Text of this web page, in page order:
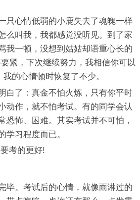
心情低弱的小鹿失去了魂魄一样
么叫我，我都感觉没听见。到了家
我一顿，没想到姑姑却语重心长的
紧，下次继续努力，我相信你可以
的心情顿时恢复了不少。
了：真金不怕火炼，只有你平时
动作，就不怕考试。有的同学会认
恐怖、困难。其实考试并不可怕，
学习程度而已。
考的更好!
。考试后的心情，就像雨淋过的